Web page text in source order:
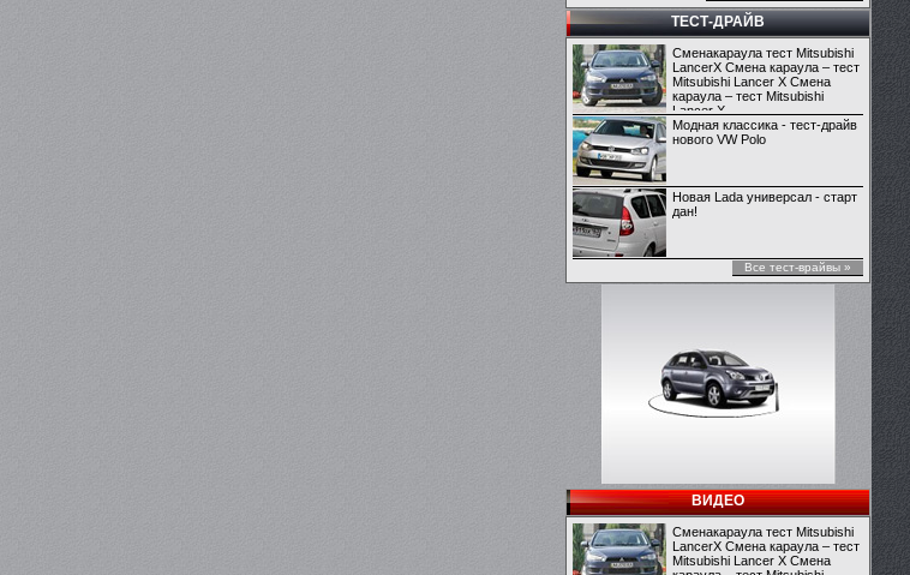
ТЕСТ-ДРАЙВ
Сменакараула тест Mitsubishi
LancerX Смена караула – тест
Mitsubishi Lancer X Смена
караула – тест Mitsubishi
Lancer X
Модная классика - тест-драйв
нового VW Polo
Новая Lada универсал - старт
дан!
Все тест-врайвы »
ВИДЕО
Сменакараула тест Mitsubishi
LancerX Смена караула – тест
Mitsubishi Lancer X Смена